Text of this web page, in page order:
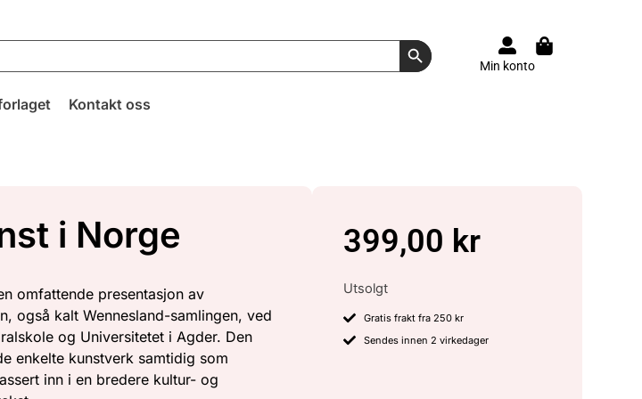
Search Button
Min konto
Kontakt oss
i Norge
omfattende presentasjon av
også kalt Wennesland-samlingen, ved
og Universitetet i Agder. Den
enkelte kunstverk samtidig som
inn i en bredere kultur- og
399,00 kr
Utsolgt
Gratis frakt fra 250 kr
Sendes innen 2 virkedager